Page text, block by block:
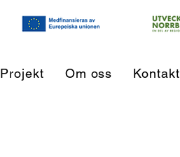
Projekt Om oss Kontakt